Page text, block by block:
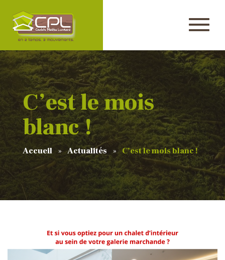
C’est le mois
blanc !
Accueil Actualités C’est le mois blanc !